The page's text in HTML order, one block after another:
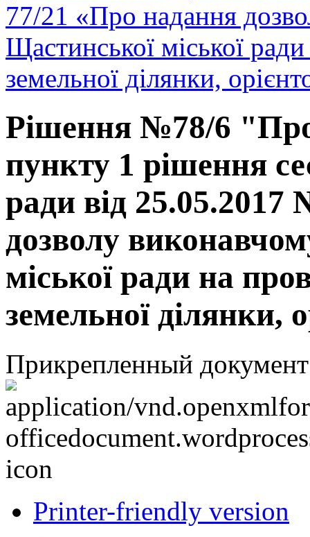
77/21 «Про надання
Щастинської міської
земельної ділянки,
Рішення №78/6 "Про
пункту 1 рішення
ради від
дозволу
міської ради на
земельної
Прикрепленный
Printer-friendly version